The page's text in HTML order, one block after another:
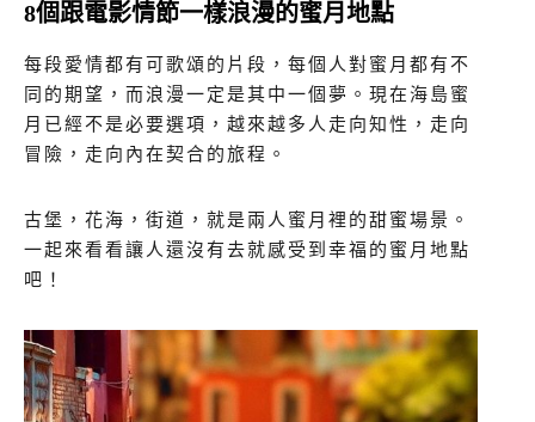
8個跟電影情節一樣浪漫的蜜月地點
每段愛情都有可歌頌的片段，每個人對蜜月都有不
同的期望，而浪漫一定是其中一個夢。現在海島蜜
月已經不是必要選項，越來越多人走向知性，走向
冒險，走向內在契合的旅程。
古堡，花海，街道，就是兩人蜜月裡的甜蜜場景。
一起來看看讓人還沒有去就感受到幸福的蜜月地點
吧！